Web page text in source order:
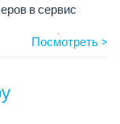
в сервис
Посмотреть >